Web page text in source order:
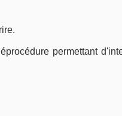
permettant